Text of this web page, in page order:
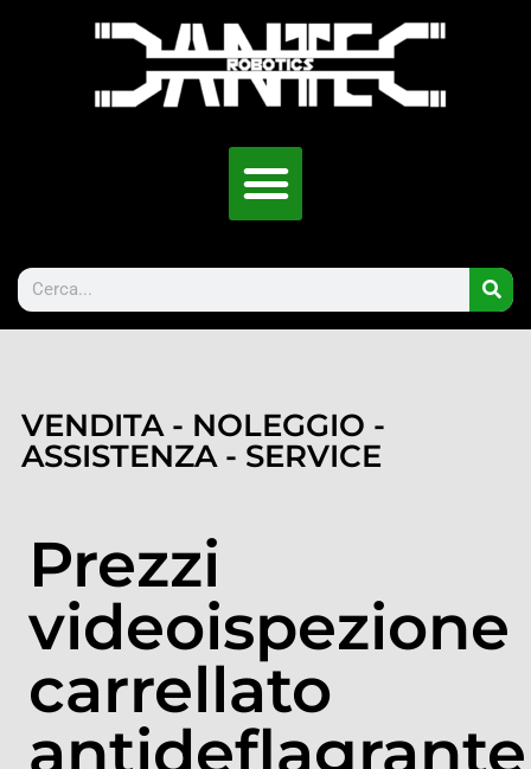
VENDITA - NOLEGGIO -
ASSISTENZA - SERVICE
Prezzi
videoispezione
carrellato
antideflagrante